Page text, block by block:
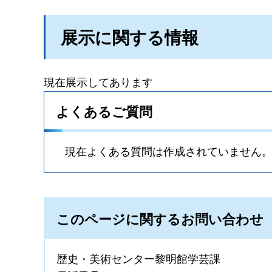
展示に関する情報
現在展示してあります
よくあるご質問
現在よくある質問は作成されていません。
このページに関するお問い合わせ
歴史・美術センター黎明館学芸課